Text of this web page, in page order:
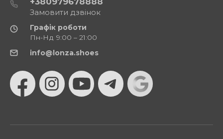
Замовити дзвінок
Графік роботи
Пн-Нд 9:00 – 21:00
info@lonza.shoes